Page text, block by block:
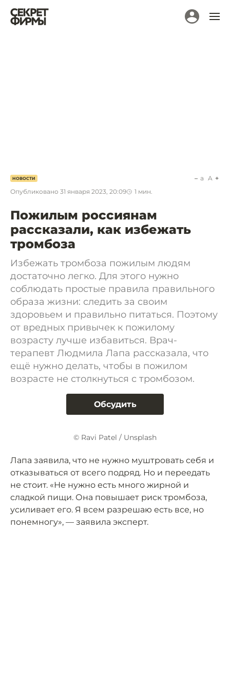
НОВОСТИ
Опубликовано 31 января 2023, 20:09 1 мин.
a A
Пожилым россиянам
рассказали, как избежать
тромбоза
Избежать тромбоза пожилым людям
достаточно легко. Для этого нужно
соблюдать простые правила правильного
образа жизни: следить за своим
здоровьем и правильно питаться. Поэтому
от вредных привычек к пожилому
возрасту лучше избавиться. Врач-
терапевт Людмила Лапа рассказала, что
ещё нужно делать, чтобы в пожилом
возрасте не столкнуться с тромбозом.
Обсудить
© Ravi Patel / Unsplash
Лапа заявила, что не нужно муштровать себя и
отказываться от всего подряд. Но и переедать
не стоит. «Не нужно есть много жирной и
сладкой пищи. Она повышает риск тромбоза,
усиливает его. Я всем разрешаю есть все, но
понемногу», — заявила эксперт.